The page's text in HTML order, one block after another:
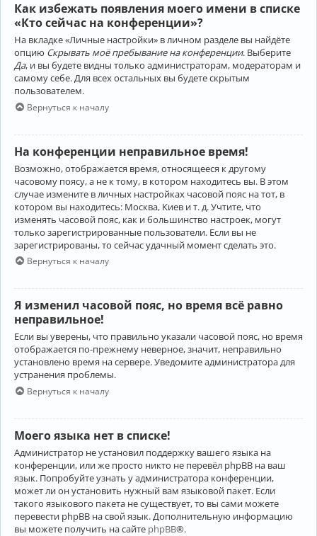
Как избежать появления моего имени в списке
«Кто сейчас на конференции»?
На вкладке «Личные настройки» в личном разделе вы найдёте
опцию Скрывать моё пребывание на конференции. Выберите
Да, и вы будете видны только администраторам, модераторам и
самому себе. Для всех остальных вы будете скрытым
пользователем.
Вернуться к началу
На конференции неправильное время!
Возможно, отображается время, относящееся к другому
часовому поясу, а не к тому, в котором находитесь вы. В этом
случае измените в личных настройках часовой пояс на тот, в
котором вы находитесь: Москва, Киев и т. д. Учтите, что
изменять часовой пояс, как и большинство настроек, могут
только зарегистрированные пользователи. Если вы не
зарегистрированы, то сейчас удачный момент сделать это.
Вернуться к началу
Я изменил часовой пояс, но время всё равно
неправильное!
Если вы уверены, что правильно указали часовой пояс, но время
отображается по-прежнему неверное, значит, неправильно
установлено время на сервере. Уведомите администратора для
устранения проблемы.
Вернуться к началу
Моего языка нет в списке!
Администратор не установил поддержку вашего языка на
конференции, или же просто никто не перевёл phpBB на ваш
язык. Попробуйте узнать у администратора конференции,
может ли он установить нужный вам языковой пакет. Если
такого языкового пакета не существует, то вы сами можете
перевести phpBB на свой язык. Дополнительную информацию
вы можете получить на сайте phpBB®.